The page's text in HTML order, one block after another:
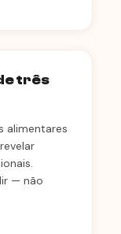
três
alimentares
— não